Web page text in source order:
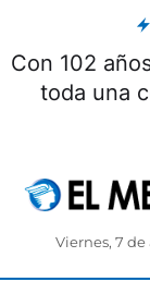
Con 102
toda una
Viernes, 7